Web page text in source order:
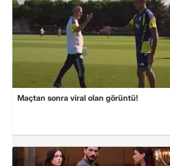
Maçtan sonra viral olan görüntü!